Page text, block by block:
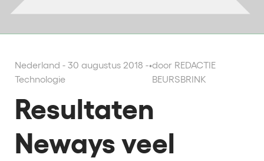
Nederland - 30 augustus 2018 -
Technologie
•door REDACTIE
BEURSBRINK
Resultaten
Neways veel